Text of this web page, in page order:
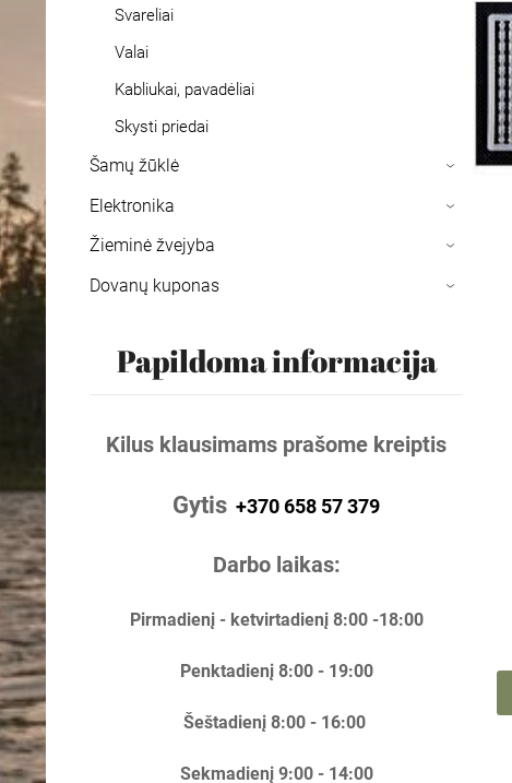
Svareliai
Valai
Kabliukai, pavadėliai
Skysti priedai
Šamų žūklė ›
Elektronika ›
Žieminė žvejyba ›
Dovanų kuponas ›
Papildoma informacija
Kilus klausimams prašome kreiptis
Gytis +370 658 57 379
Darbo laikas:
Pirmadienį - ketvirtadienį 8:00 -18:00
Penktadienį 8:00 - 19:00
Šeštadienį 8:00 - 16:00
Sekmadienį 9:00 - 14:00